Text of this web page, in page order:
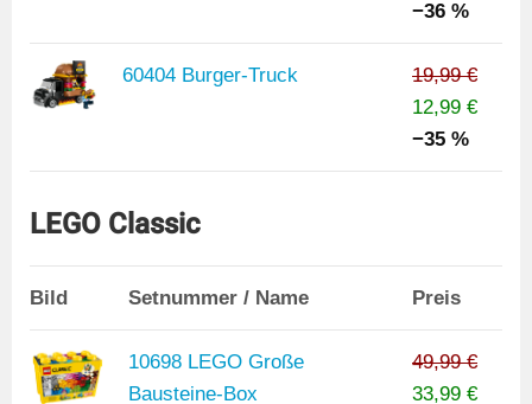
−36 %
60404 Burger-Truck
19,99 €
12,99 €
−35 %
LEGO Classic
Bild Setnummer / Name Preis
10698 LEGO Große
Bausteine-Box
49,99 €
33,99 €